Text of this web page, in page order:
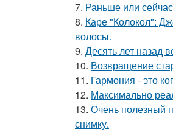
7. Раньше или
8. Каре "Колокол":
волосы.
9. Десять лет назад
10. Возвращение
11. Гармония - это
12. Максимально
13. Очень полезный
снимку.